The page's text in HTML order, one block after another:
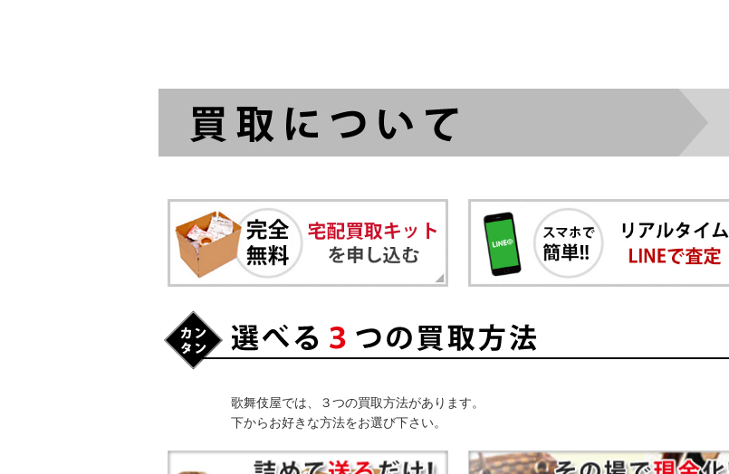
歌舞伎屋では、３つの買取方法があります。
下からお好きな方法をお選び下さい。